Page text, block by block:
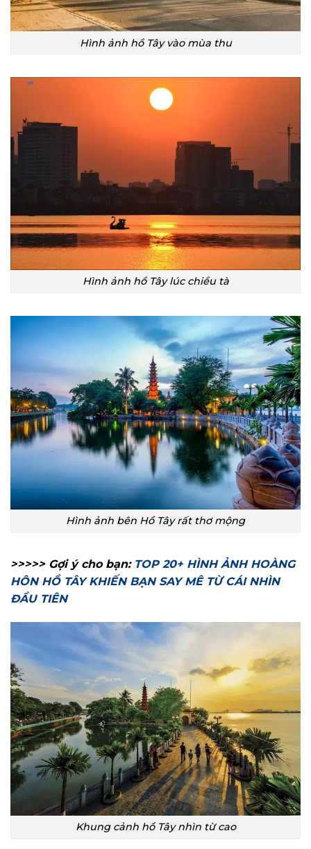
Hình ảnh hồ Tây vào mùa thu
Hình ảnh hồ Tây lúc chiều tà
Hình ảnh bên Hồ Tây rất thơ mộng
>>>>> Gợi ý cho bạn: TOP 20+ HÌNH ẢNH HOÀNG
HÔN HỒ TÂY KHIẾN BẠN SAY MÊ TỪ CÁI NHÌN
ĐẦU TIÊN
Khung cảnh hồ Tây nhìn từ cao